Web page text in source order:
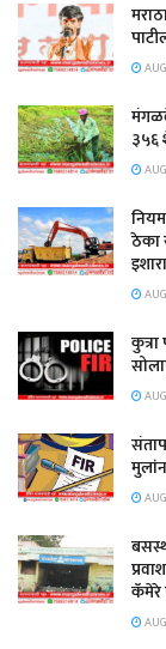
३५६
ठेका
कॅमेरे